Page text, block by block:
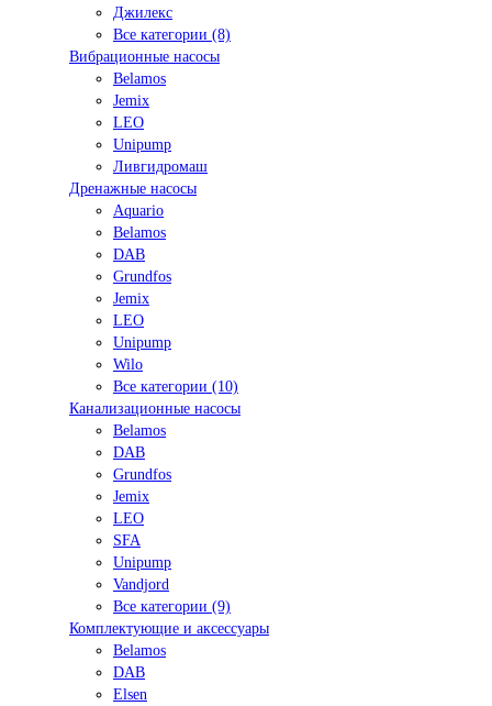
Джилекс
Все категории (8)
Вибрационные насосы
Belamos
Jemix
LEO
Unipump
Ливгидромаш
Дренажные насосы
Aquario
Belamos
DAB
Grundfos
Jemix
LEO
Unipump
Wilo
Все категории (10)
Канализационные насосы
Belamos
DAB
Grundfos
Jemix
LEO
SFA
Unipump
Vandjord
Все категории (9)
Комплектующие и аксессуары
Belamos
DAB
Elsen